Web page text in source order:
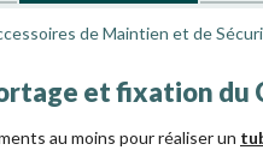
de Maintien et de
et fixation du
au moins pour réaliser un